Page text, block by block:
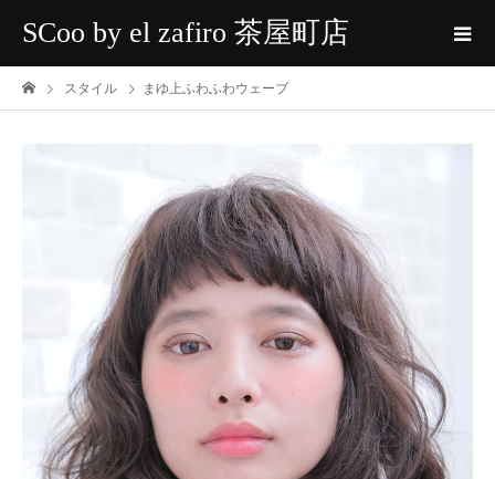
SCoo by el zafiro 茶屋町店
スタイル まゆ上ふわふわウェーブ